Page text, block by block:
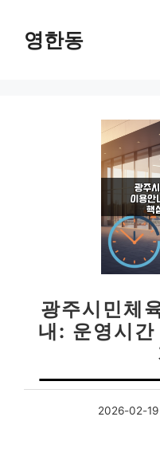
영한동
광주시민체
내: 운영시
2026-02-19